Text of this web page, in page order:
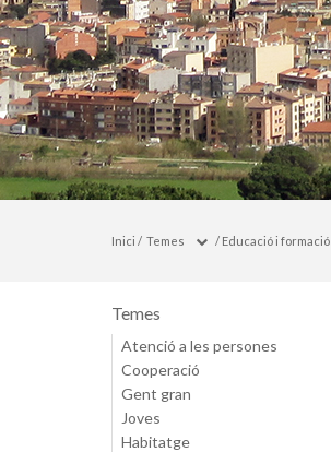
Inici / Temes / Educació i formació
Temes
Atenció a les persones
Cooperació
Gent gran
Joves
Habitatge